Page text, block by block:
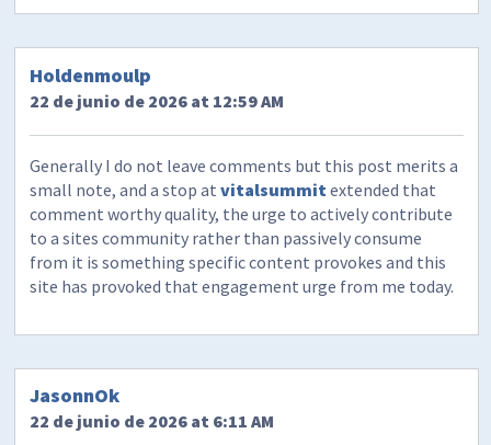
Holdenmoulp
22 de junio de 2026 at 12:59 AM
Generally I do not leave comments but this post merits a
small note, and a stop atvitalsummit extended that
comment worthy quality, the urge to actively contribute
to a sites community rather than passively consume
from it is something specific content provokes and this
site has provoked that engagement urge from me today.
JasonnOk
22 de junio de 2026 at 6:11 AM